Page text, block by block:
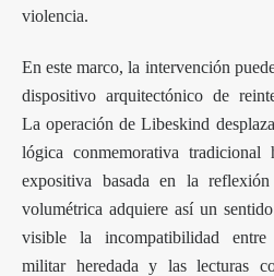
violencia.
En este marco, la intervención
dispositivo arquitectónico de
La operación de Libeskind
lógica conmemorativa tradicional
expositiva basada en la
volumétrica adquiere así un
visible la incompatibilidad entre
militar heredada y las lecturas